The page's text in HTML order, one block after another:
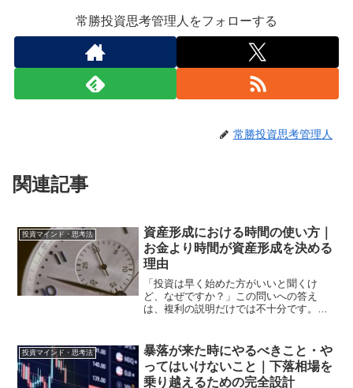
常勝投資思考管理人をフォローする
常勝投資思考管理人
関連記事
投資マインド・思考法
資産形成における時間の使い方｜
お金より時間が資産形成を決める
理由
「投資は早く始めた方がいいと聞くけ
ど、なぜですか？」この問いへの答え
は、複利の説明だけでは不十分です。時
力の蓄積・心理的な余裕。これらすべて
が時間によって作られます。私...
投資マインド・思考法
暴落が来た時にやるべきこと・や
ってはいけないこと｜下落相場を
乗り越えるための完全設計